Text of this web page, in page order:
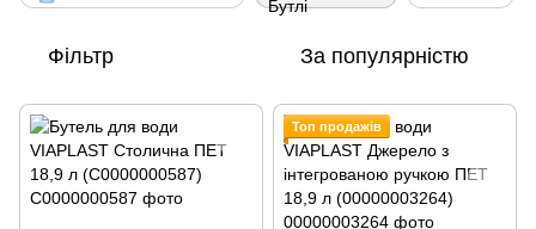
Фільтр За популярністю
Топ продажів